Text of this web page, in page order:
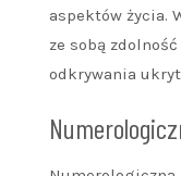
aspektów życia.
ze sobą
odkrywania